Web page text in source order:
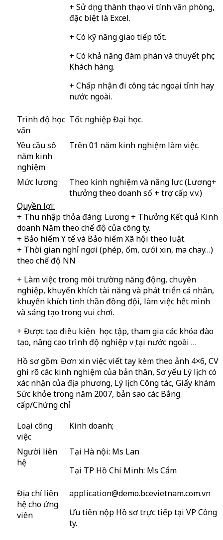
+ Sử dụng thành thạo vi tính văn phòng,
đặc biệt là Excel.
+ Có kỹ năng giao tiếp tốt.
+ Có khả năng đàm phán và thuyết phục
Khách hàng.
+ Chấp nhận đi công tác ngoại tỉnh hay
nước ngoài.
Trình độ học
vấn
Tốt nghiệp Đại học.
Yêu cầu số
năm kinh
nghiệm
Trên 01 năm kinh nghiệm làm việc.
Mức lương
Theo kinh nghiệm và năng lực (Lương+
thưởng theo doanh số + trợ cấp v.v.)
Quyền lợi:
+ Thu nhập thỏa đáng: Lương + Thưởng Kết quả Kinh
doanh Năm theo chế độ của công ty.
+ Bảo hiểm Y tế và Bảo hiểm Xã hội theo luật.
+ Thời gian nghỉ ngơi (phép, ốm, cưới xin, ma chay…)
theo chế độ NN
+ Làm việc trong môi trường năng động, chuyên
nghiệp, khuyến khích tài năng và phát triển cá nhân,
khuyến khích tinh thần đồng đội, làm việc hết mình
và sáng tạo trong vui chơi.
+ Được tạo điều kiện học tập, tham gia các khóa đào
tạo, nâng cao trình độ nghiệp vụ tại nước ngoài …
Hồ sơ gồm: Đơn xin việc viết tay kèm theo ảnh 4×6, CV
ghi rõ các kinh nghiệm của bản thân, Sơ yếu Lý lịch có
xác nhận của địa phương, Lý lịch Công tác, Giấy khám
Sức khỏe trong năm 2007, bản sao các Bằng
cấp/Chứng chỉ
Loại công
việc
Kinh doanh;
Người liên
hệ
Tại Hà nội: Ms Lan
Tại TP Hồ Chí Minh: Ms Cẩm
Địa chỉ liên
hệ cho ứng
viên
application@demo.bcevietnam.com.vn
Ưu tiên nộp Hồ sơ trực tiếp tại VP Công
ty.